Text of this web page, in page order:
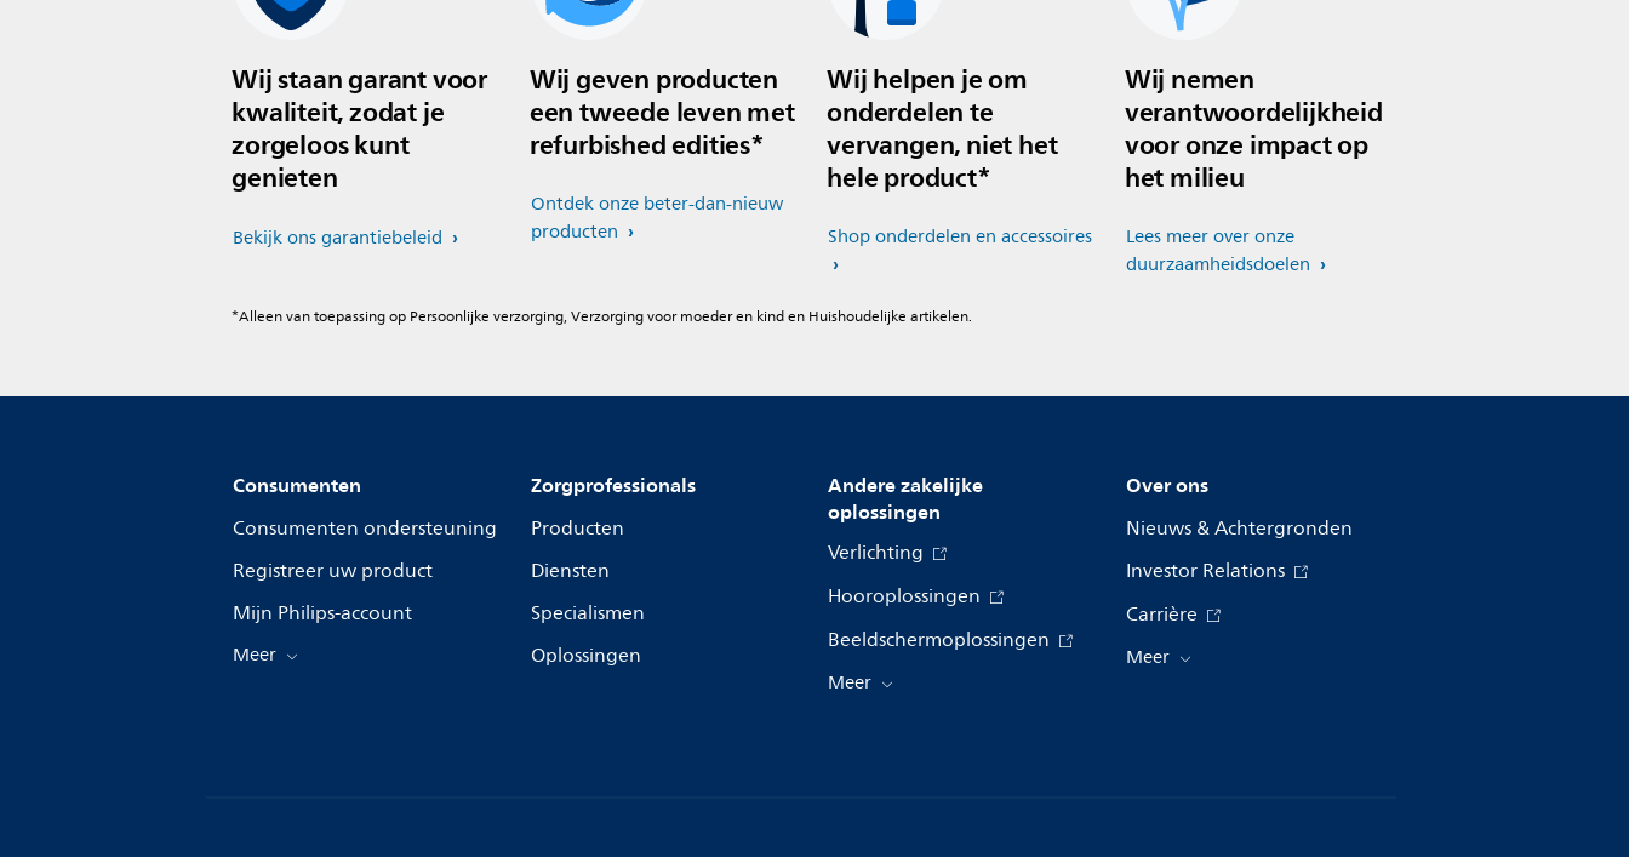
Wij staan garant voor
kwaliteit, zodat je
zorgeloos kunt
genieten
Bekijk ons garantiebeleid
Wij geven producten
een tweede leven met
refurbished edities*
Ontdek onze beter-dan-nieuw
producten
Wij helpen je om
onderdelen te
vervangen, niet het
hele product*
Shop onderdelen en accessoires
Wij nemen
verantwoordelijkheid
voor onze impact op
het milieu
Lees meer over onze
duurzaamheidsdoelen
*Alleen van toepassing op Persoonlijke verzorging, Verzorging voor moeder en kind en Huishoudelijke artikelen.
Consumenten
Consumenten ondersteuning
Registreer uw product
Mijn Philips-account
Meer
Zorgprofessionals
Producten
Diensten
Specialismen
Oplossingen
Andere zakelijke
oplossingen
Verlichting
Hooroplossingen
Beeldschermoplossingen
Meer
Over ons
Nieuws & Achtergronden
Investor Relations
Carrière
Meer